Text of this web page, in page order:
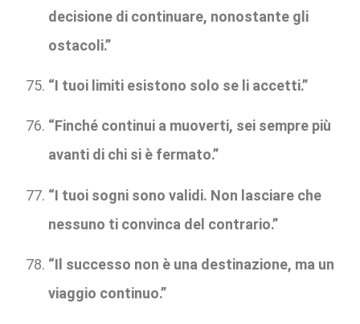
decisione di continuare, nonostante gli
ostacoli.”
“I tuoi limiti esistono solo se li accetti.”
“Finché continui a muoverti, sei sempre più
avanti di chi si è fermato.”
“I tuoi sogni sono validi. Non lasciare che
nessuno ti convinca del contrario.”
“Il successo non è una destinazione, ma un
viaggio continuo.”